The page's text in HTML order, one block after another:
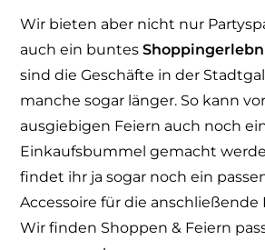
Wir bieten aber nicht nur
auch ein buntes
sind die Geschäfte in der
manche sogar länger. So kann
ausgiebigen Feiern auch noch
Einkaufsbummel gemacht
findet ihr ja sogar noch ein
Accessoire für die anschließende
Wir finden Shoppen & Feiern